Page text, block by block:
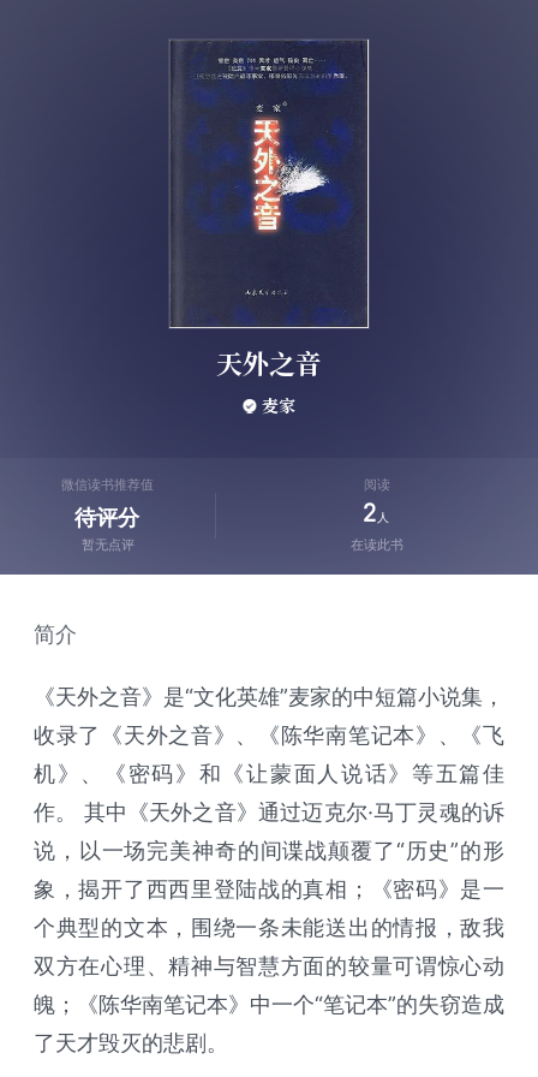
天外之音
麦家
微信读书推荐值
待评分
暂无点评
阅读
2 人
在读此书
简介
《天外之音》是“文化英雄”麦家的中短篇小说集，
收录了《天外之音》、《陈华南笔记本》、《飞
机》、《密码》和《让蒙面人说话》等五篇佳
作。 其中《天外之音》通过迈克尔·马丁灵魂的诉
说，以一场完美神奇的间谍战颠覆了“历史”的形
象，揭开了西西里登陆战的真相；《密码》是一
个典型的文本，围绕一条未能送出的情报，敌我
双方在心理、精神与智慧方面的较量可谓惊心动
魄；《陈华南笔记本》中一个“笔记本”的失窃造成
了天才毁灭的悲剧。